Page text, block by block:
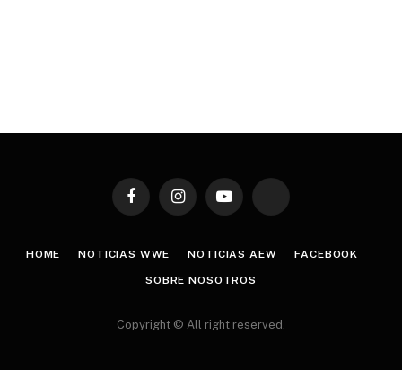
FacebookInstagramYouTube TikTok
HOME NOTICIAS WWE NOTICIAS AEW FACEBOOK
SOBRE NOSOTROS
Copyright © All right reserved.